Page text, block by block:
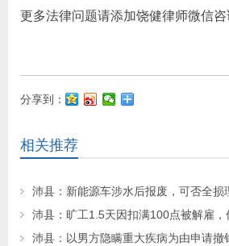
更多法律问题请添加饶健律师微信咨
分享到：
相关推荐
沛县：新能源车涉水后报废，可否全损
沛县：以男方隐瞒重大疾病为由申请撤